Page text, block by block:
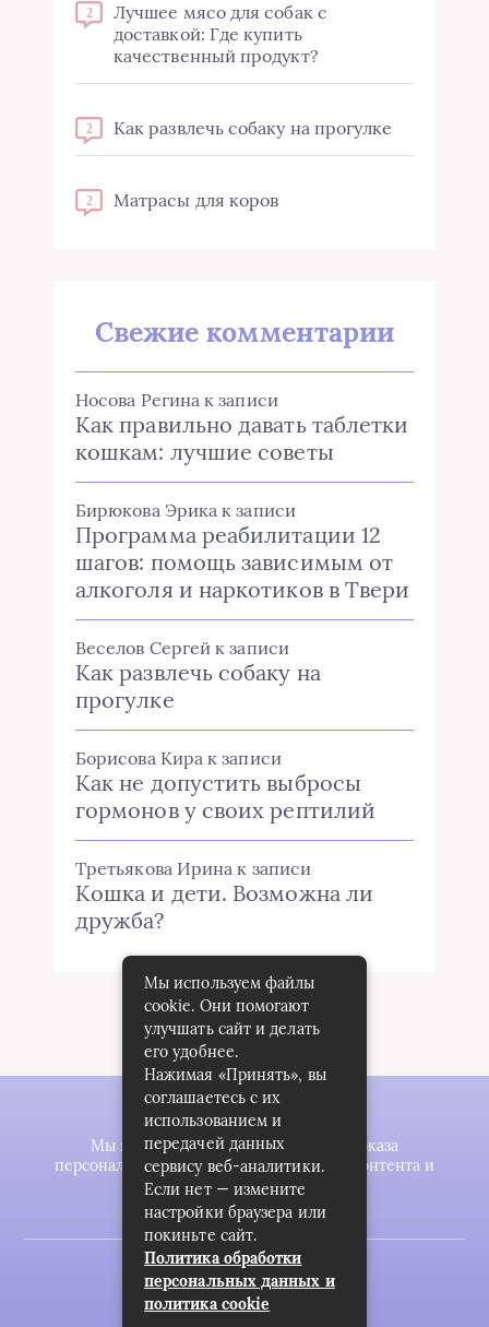
2
Лучшее мясо для собак с
доставкой: Где купить
качественный продукт?
2 Как развлечь собаку на прогулке
2 Матрасы для коров
Свежие комментарии
Носова Регина к записи
Как правильно давать таблетки
кошкам: лучшие советы
Бирюкова Эрика к записи
Программа реабилитации 12
шагов: помощь зависимым от
алкоголя и наркотиков в Твери
Веселов Сергей к записи
Как развлечь собаку на
прогулке
Борисова Кира к записи
Как не допустить выбросы
гормонов у своих рептилий
Третьякова Ирина к записи
Кошка и дети. Возможна ли
дружба?
Мы используем файлы cookie для показа
персонализированной рекламы и/или контента и
анализа нашего трафика.
2023 © zookomplekt.ru
Карта сайта
Мы используем файлы
cookie. Они помогают
улучшать сайт и делать
его удобнее.
Нажимая «Принять», вы
соглашаетесь с их
использованием и
передачей данных
сервису веб-аналитики.
Если нет — измените
настройки браузера или
покиньте сайт.
Политика обработки
персональных данных и
политика cookie